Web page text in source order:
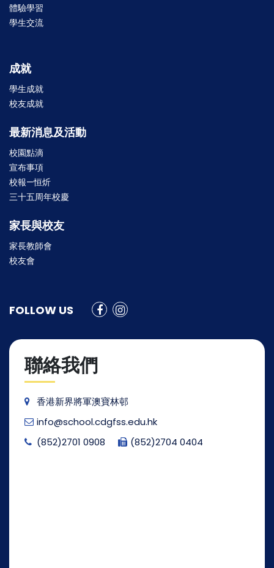
體驗學習
學生交流
成就
學生成就
校友成就
最新消息及活動
校園點滴
宣布事項
校報—恒炘
三十五周年校慶
家長與校友
家長教師會
校友會
FOLLOW US
聯絡我們
香港新界將軍澳寶林邨
info@school.cdgfss.edu.hk
(852)2701 0908
(852)2704 0404